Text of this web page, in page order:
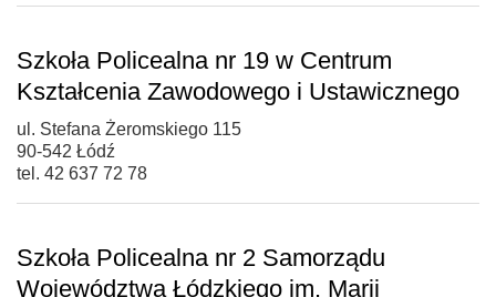
Szkoła Policealna nr 19 w Centrum
Kształcenia Zawodowego i Ustawicznego
ul. Stefana Żeromskiego 115
90-542 Łódź
tel. 42 637 72 78
Szkoła Policealna nr 2 Samorządu
Województwa Łódzkiego im. Marii